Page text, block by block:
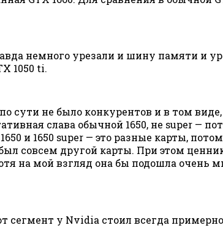
немного урезали и шину памяти и
1050 ti.
сути не было конкурентов и в том
слава обычной 1650, не super —
и 1650 super — это разные карты,
совсем другой карты. При этом
на мой взгляд она бы подошла очень
сегмент у Nvidia стоил всегда